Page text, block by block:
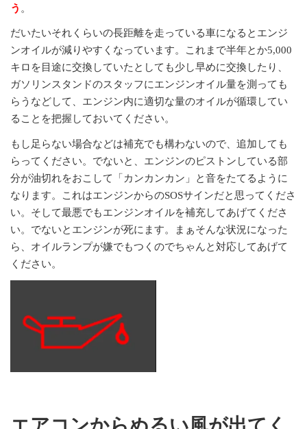
う 。
だいたいそれくらいの長距離を走っている車になるとエンジ
ンオイルが減りやすくなっています。これまで半年とか5,000
キロを目途に交換していたとしても少し早めに交換したり、
ガソリンスタンドのスタッフにエンジンオイル量を測っても
らうなどして、エンジン内に適切な量のオイルが循環してい
ることを把握しておいてください。
もし足らない場合などは補充でも構わないので、追加しても
らってください。でないと、エンジンのピストンしている部
分が油切れをおこして「カンカンカン」と音をたてるように
なります。これはエンジンからのSOSサインだと思ってくださ
い。そして最悪でもエンジンオイルを補充してあげてくださ
い。でないとエンジンが死にます。まぁそんな状況になった
ら、オイルランプが嫌でもつくのでちゃんと対応してあげて
ください。